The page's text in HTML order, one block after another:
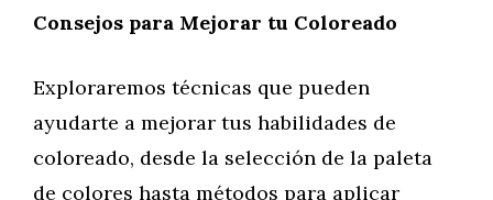
Consejos para Mejorar tu Coloreado
Exploraremos técnicas que pueden
ayudarte a mejorar tus habilidades de
coloreado, desde la selección de la paleta
de colores hasta métodos para aplicar